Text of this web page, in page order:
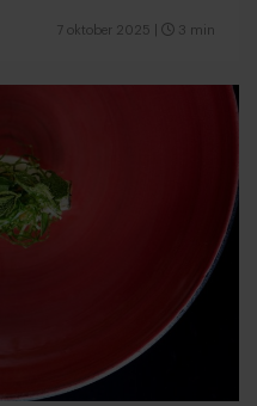
7 oktober 2025 3 min